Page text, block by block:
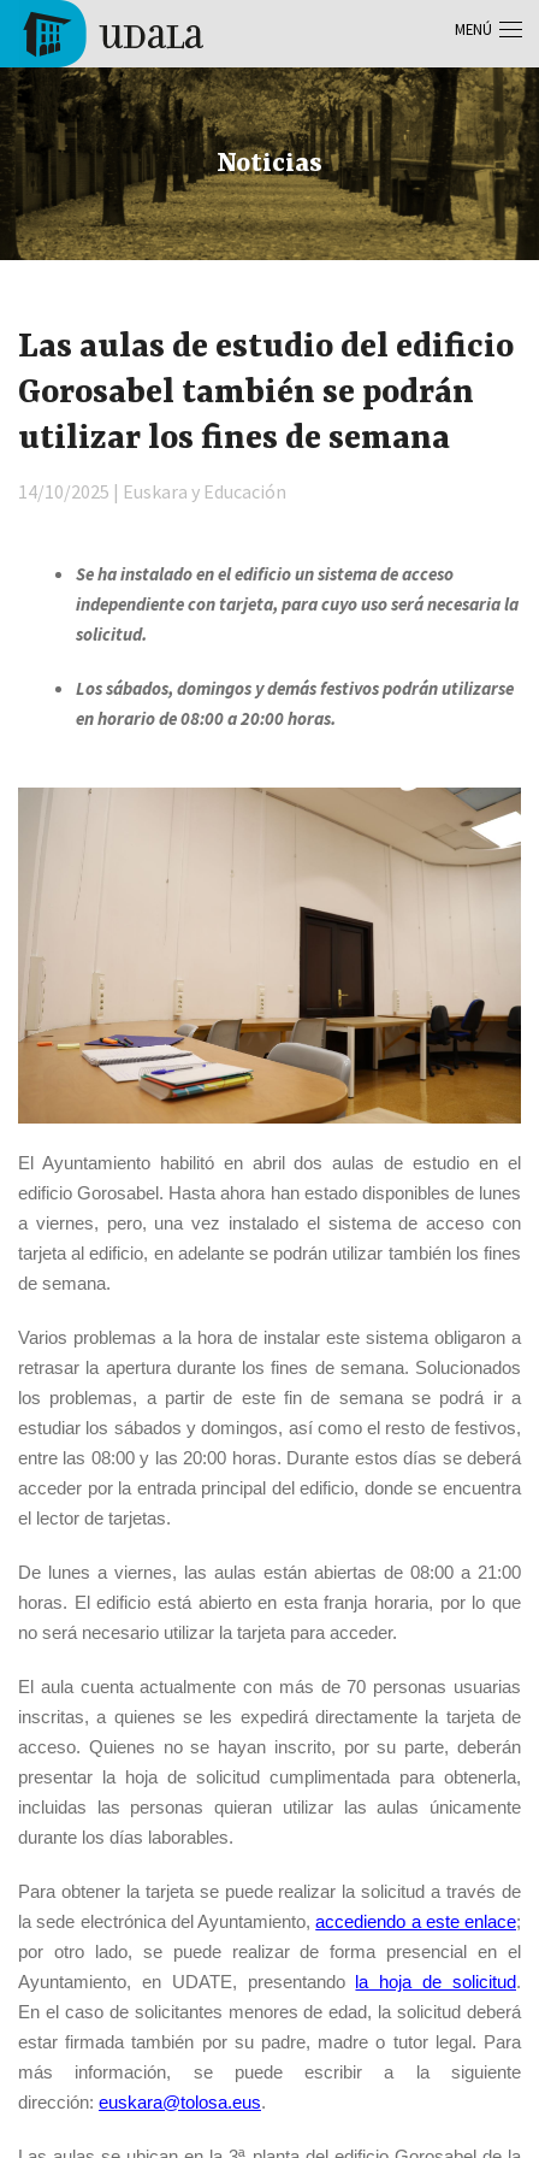
Pasar al contenido principal
Tolosa
Noticias
Las aulas de estudio del edificio
Gorosabel también se podrán
utilizar los fines de semana
14/10/2025 | Euskara y Educación
Se ha instalado en el edificio un sistema de acceso
independiente con tarjeta, para cuyo uso será necesaria la
solicitud.
Los sábados, domingos y demás festivos podrán utilizarse
en horario de 08:00 a 20:00 horas.
El Ayuntamiento habilitó en abril dos aulas de estudio en el
edificio Gorosabel. Hasta ahora han estado disponibles de lunes
a viernes, pero, una vez instalado el sistema de acceso con
tarjeta al edificio, en adelante se podrán utilizar también los fines
de semana.
Varios problemas a la hora de instalar este sistema obligaron a
retrasar la apertura durante los fines de semana. Solucionados
los problemas, a partir de este fin de semana se podrá ir a
estudiar los sábados y domingos, así como el resto de festivos,
entre las 08:00 y las 20:00 horas. Durante estos días se deberá
acceder por la entrada principal del edificio, donde se encuentra
el lector de tarjetas.
De lunes a viernes, las aulas están abiertas de 08:00 a 21:00
horas. El edificio está abierto en esta franja horaria, por lo que
no será necesario utilizar la tarjeta para acceder.
El aula cuenta actualmente con más de 70 personas usuarias
inscritas, a quienes se les expedirá directamente la tarjeta de
acceso. Quienes no se hayan inscrito, por su parte, deberán
presentar la hoja de solicitud cumplimentada para obtenerla,
incluidas las personas quieran utilizar las aulas únicamente
durante los días laborables.
Para obtener la tarjeta se puede realizar la solicitud a través de
la sede electrónica del Ayuntamiento,accediendo a este enlace;
por otro lado, se puede realizar de forma presencial en el
Ayuntamiento, en UDATE, presentando la hoja de solicitud.
En el caso de solicitantes menores de edad, la solicitud deberá
estar firmada también por su padre, madre o tutor legal. Para
más información, se puede escribir a la siguiente
dirección: euskara@tolosa.eus.
MENÚ